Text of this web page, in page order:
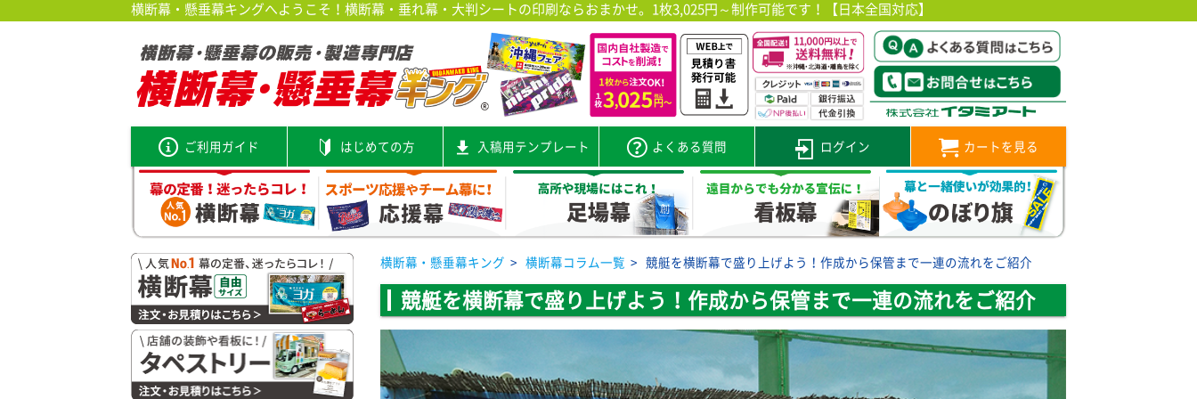
横断幕・懸垂幕キングへようこそ！横断幕・垂れ幕・大判シートの印刷ならおまかせ。1枚3,025円～制作可能です！【日本全国対応】
ご利用ガイド はじめての方 入稿用テンプレート よくある質問 ログイン カートを見る
横断幕・懸垂幕キング > 横断幕コラム一覧 > 競艇を横断幕で盛り上げよう！作成から保管まで一連の流れをご紹介
競艇を横断幕で盛り上げよう！作成から保管まで一連の流れをご紹介